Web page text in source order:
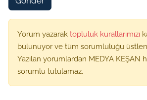
Yorum yazarak topluluk kurallarımızı
bulunuyor ve tüm sorumluluğu
Yazılan yorumlardan MEDYA KEŞAN
sorumlu tutulamaz.